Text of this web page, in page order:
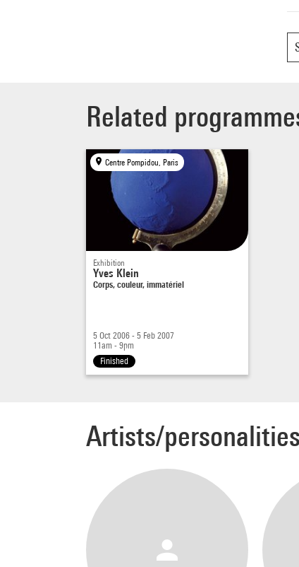
Related
Centre Pompidou, Paris
Exhibition
Yves Klein
Corps, couleur, immatériel
5 Oct 2006 - 5 Feb 2007
11am - 9pm
Finished
Artists/personalities